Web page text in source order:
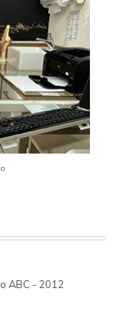
ABC - 2012